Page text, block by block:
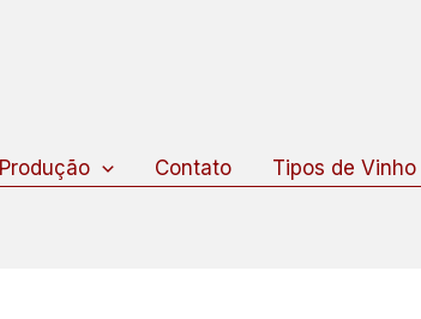
Produção Contato Tipos de Vinho